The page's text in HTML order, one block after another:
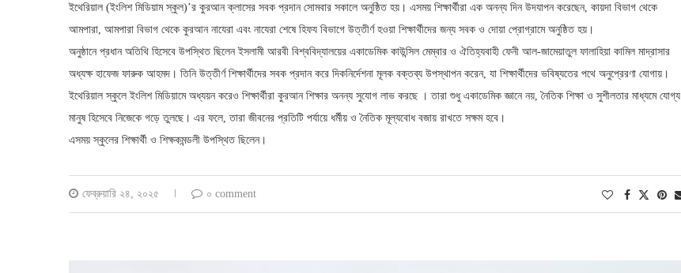
ইথেরিয়াল (ইংলিশ মিডিয়াম স্কুল)’র কুরআন ক্লাসের সবক প্রদান সোমবার সকালে অনুষ্ঠিত হয়। এসময় শিক্ষার্থীরা এক অনন্য দিন উদযাপন করেছেন, কায়দা বিভাগ থেকে
আমপারা, আমপারা বিভাগ থেকে কুরআন নাযেরা এবং নাযেরা শেষে হিফয বিভাগে উত্তীর্ণ হওয়া শিক্ষার্থীদের জন্য সবক ও দোয়া প্রোগ্রামে অনুষ্ঠিত হয়।
অনুষ্ঠানে প্রধান অতিথি হিসেবে উপস্থিত ছিলেন ইসলামী আরবী বিশ্ববিদ্যালয়ের একাডেমিক কাউন্সিল মেম্বার ও ঐতিহ্যবাহী ফেনী আল-জামেয়াতুল ফালাহিয়া কামিল মাদ্রাসার
অধ্যক্ষ হাফেজ ফারুক আহমদ। তিনি উত্তীর্ণ শিক্ষার্থীদের সবক প্রদান করে দিকনির্দেশনা মূলক বক্তব্য উপস্থাপন করেন, যা শিক্ষার্থীদের ভবিষ্যতের পথে অনুপ্রেরণা যোগায়।
ইথেরিয়াল স্কুলে ইংলিশ মিডিয়ামে অধ্যয়ন করেও শিক্ষার্থীরা কুরআন শিক্ষার অনন্য সুযোগ লাভ করছে । তারা শুধু একাডেমিক জ্ঞানে নয়, নৈতিক শিক্ষা ও সুশীলতার মাধ্যমে যোগ্য
মানুষ হিসেবে নিজেকে গড়ে তুলছে। এর ফলে, তারা জীবনের প্রতিটি পর্যায়ে ধর্মীয় ও নৈতিক মূল্যবোধ বজায় রাখতে সক্ষম হবে।
এসময় স্কুলের শিক্ষার্থী ও শিক্ষকমন্ডলী উপস্থিত ছিলেন।
ফেব্রুয়ারি ২৪, ২০২৫ ০ comment